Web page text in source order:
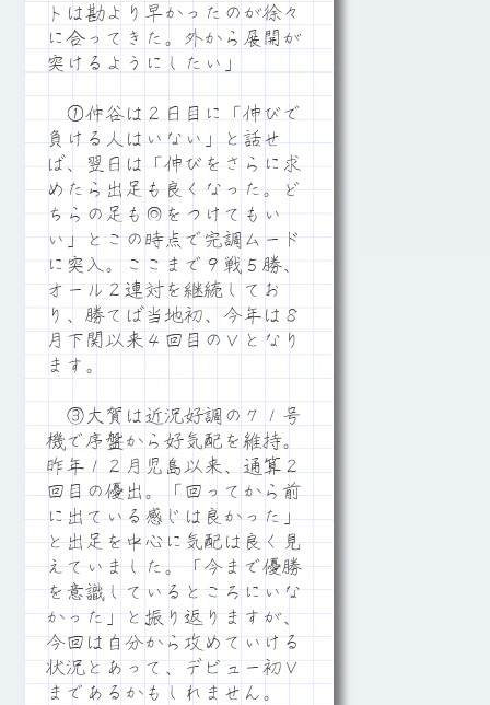
トは勘より早かったのが徐々
に合ってきた。外から展開が
突けるようにしたい」
①仲谷は２日目に「伸びで
負ける人はいない」と話せ
ば、翌日は「伸びをさらに求
めたら出足も良くなった。ど
ちらの足も◎をつけてもい
い」とこの時点で完調ムード
に突入。ここまで９戦５勝、
オール２連対を継続してお
り、勝てば当地初、今年は８
月下関以来４回目のＶとなり
ます。
③大賀は近況好調の７１号
機で序盤から好気配を維持。
昨年１２月児島以来、通算２
回目の優出。「回ってから前
に出ている感じは良かった」
と出足を中心に気配は良く見
えていました。「今まで優勝
を意識しているところにいな
かった」と振り返りますが、
今回は自分から攻めていける
状況とあって、デビュー初Ｖ
まであるかもしれません。